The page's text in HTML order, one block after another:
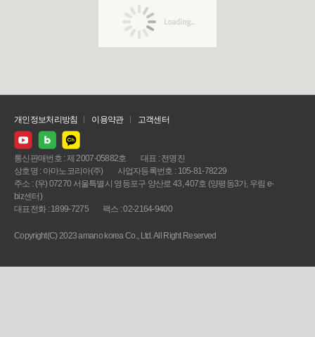
개인정보처리방침 이용약관 고객센터
통신판매번호 : 제 2007-05882호
대표 : 전명진
상호명 : 아마노코리아(주)
사업자등록번호 : 105-81-78229
주소 : (우) 07270 서울특별시 영등포구 양산로 43, 407호 (양평동3가, 우림 e-
biz센터)
대표전화 : 1899-7275
팩스 : 02-2164-9400
Copyright(C) 2023 amano korea Co., Ltd. All Right Reserved